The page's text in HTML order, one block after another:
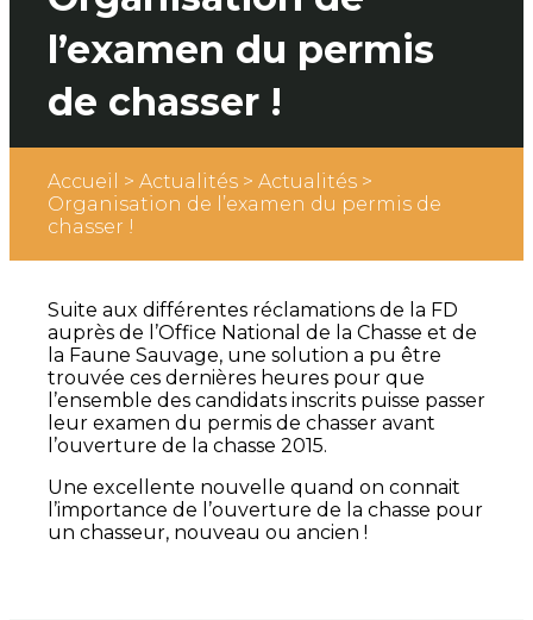
l’examen du permis
de chasser !
Accueil > Actualités > Actualités >
Organisation de l’examen du permis de
chasser !
Suite aux différentes réclamations de la FD
auprès de l’Office National de la Chasse et de
la Faune Sauvage, une solution a pu être
trouvée ces dernières heures pour que
l’ensemble des candidats inscrits puisse passer
leur examen du permis de chasser avant
l’ouverture de la chasse 2015.
Une excellente nouvelle quand on connait
l’importance de l’ouverture de la chasse pour
un chasseur, nouveau ou ancien !